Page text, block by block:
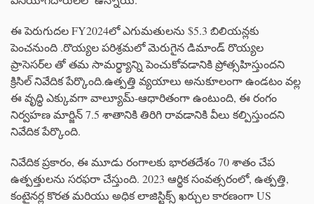
ఈ పెరుగుదల FY2024లో ఎగుమతులను $5.3 బిలియన్లకు
పెంచనుంది .రొయ్యల పరిశ్రమలో మెరుగైన డిమాండ్ రొయ్యల
ప్రాసెసర్‌ల తో తమ సామర్థ్యాన్ని పెంచుకోవడానికి ప్రోత్సహిస్తుందని
క్రిసిల్ నివేదిక పేర్కొంది.ఉత్పత్తి వ్యయాలు అనుకూలంగా ఉండటం వల్ల
ఈ వృద్ధి ఎక్కువగా వాల్యూమ్-ఆధారితంగా ఉంటుంది, ఈ రంగం
నిర్వహణ మార్జిన్ 7.5 శాతానికి తిరిగి రావడానికి వీలు కల్పిస్తుందని
నివేదిక పేర్కొంది.
నివేదిక ప్రకారం, ఈ మూడు రంగాలకు భారతదేశం 70 శాతం చేప
ఉత్పత్తులను సరఫరా చేస్తుంది. 2023 ఆర్థిక సంవత్సరంలో, ఉత్పత్తి,
కంటైనర్ల కొరత మరియు అధిక లాజిస్టిక్స్ ఖర్చుల కారణంగా US